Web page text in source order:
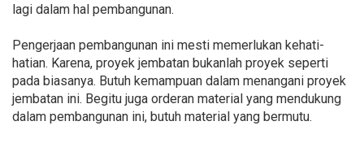
lagi dalam hal pembangunan.
Pengerjaan pembangunan ini mesti memerlukan kehati-
hatian. Karena, proyek jembatan bukanlah proyek seperti
pada biasanya. Butuh kemampuan dalam menangani proyek
jembatan ini. Begitu juga orderan material yang mendukung
dalam pembangunan ini, butuh material yang bermutu.